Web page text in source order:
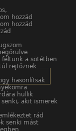
hozzád
hozzád
a sötétben
rejtőznek
hasonlítsak
hullik
akit ismerek
rád
senki mást